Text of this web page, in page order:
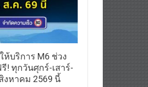
ห้บริการ M6 ช่วง
! ทุกวันศุกร์-เสาร์-
งหาคม 2569 นี้